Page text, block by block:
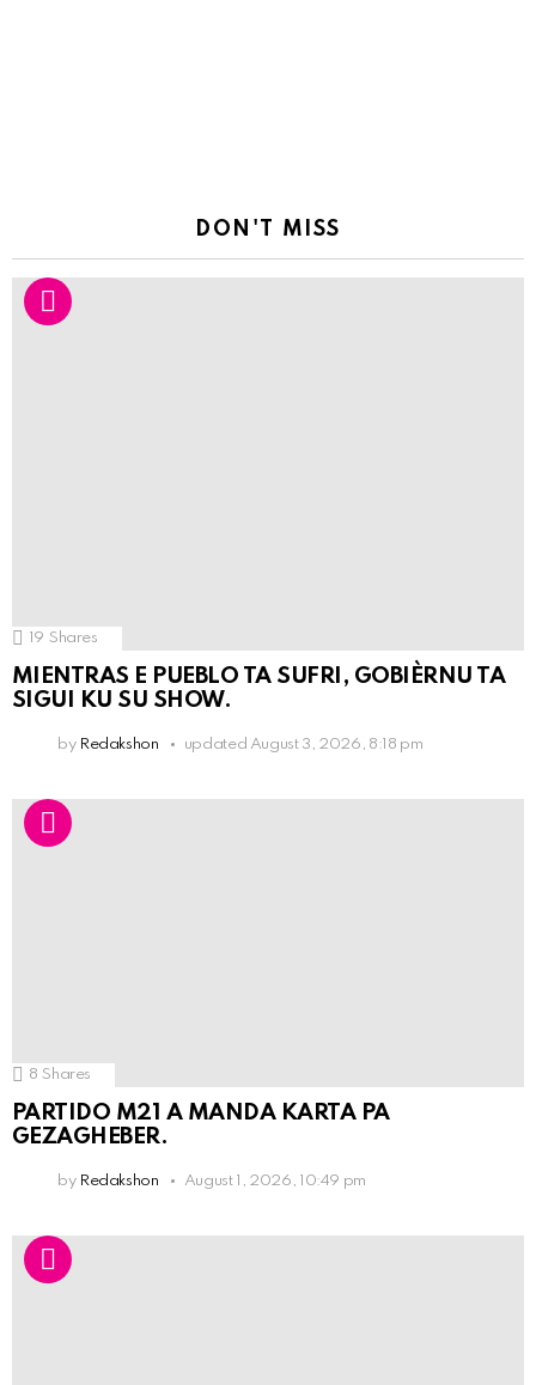
DON'T MISS
19 Shares
MIENTRAS E PUEBLO TA SUFRI, GOBIÈRNU TA
SIGUI KU SU SHOW.
by Redakshon updated August 3, 2026, 8:18 pm
8 Shares
PARTIDO M21 A MANDA KARTA PA
GEZAGHEBER.
by Redakshon August 1, 2026, 10:49 pm